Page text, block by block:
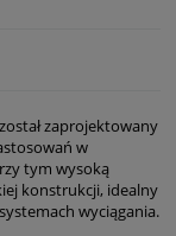
zaprojektowany
w
tym wysoką
konstrukcji, idealny
wyciągania.